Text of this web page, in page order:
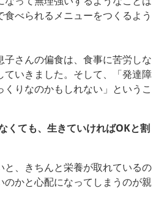
べられるメニューをつくるよう
子さんの偏食は、食事に苦労しな
ていきました。そして、「発達障
りなのかもしれない」というこ
くても、生きていければOKと割
と、きちんと栄養が取れているの
かと心配になってしまうのが親